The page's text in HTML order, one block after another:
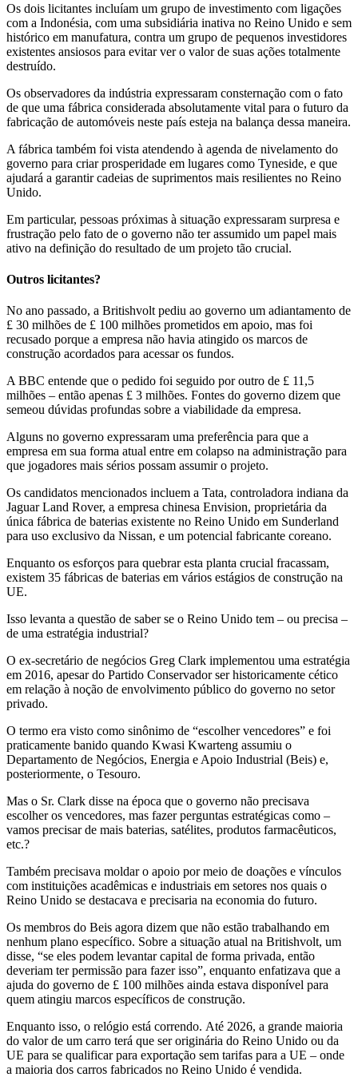
Os dois licitantes incluíam um grupo de investimento com ligações
com a Indonésia, com uma subsidiária inativa no Reino Unido e sem
histórico em manufatura, contra um grupo de pequenos investidores
existentes ansiosos para evitar ver o valor de suas ações totalmente
destruído.
Os observadores da indústria expressaram consternação com o fato
de que uma fábrica considerada absolutamente vital para o futuro da
fabricação de automóveis neste país esteja na balança dessa maneira.
A fábrica também foi vista atendendo à agenda de nivelamento do
governo para criar prosperidade em lugares como Tyneside, e que
ajudará a garantir cadeias de suprimentos mais resilientes no Reino
Unido.
Em particular, pessoas próximas à situação expressaram surpresa e
frustração pelo fato de o governo não ter assumido um papel mais
ativo na definição do resultado de um projeto tão crucial.
Outros licitantes?
No ano passado, a Britishvolt pediu ao governo um adiantamento de
£ 30 milhões de £ 100 milhões prometidos em apoio, mas foi
recusado porque a empresa não havia atingido os marcos de
construção acordados para acessar os fundos.
A BBC entende que o pedido foi seguido por outro de £ 11,5
milhões – então apenas £ 3 milhões. Fontes do governo dizem que
semeou dúvidas profundas sobre a viabilidade da empresa.
Alguns no governo expressaram uma preferência para que a
empresa em sua forma atual entre em colapso na administração para
que jogadores mais sérios possam assumir o projeto.
Os candidatos mencionados incluem a Tata, controladora indiana da
Jaguar Land Rover, a empresa chinesa Envision, proprietária da
única fábrica de baterias existente no Reino Unido em Sunderland
para uso exclusivo da Nissan, e um potencial fabricante coreano.
Enquanto os esforços para quebrar esta planta crucial fracassam,
existem 35 fábricas de baterias em vários estágios de construção na
UE.
Isso levanta a questão de saber se o Reino Unido tem – ou precisa –
de uma estratégia industrial?
O ex-secretário de negócios Greg Clark implementou uma estratégia
em 2016, apesar do Partido Conservador ser historicamente cético
em relação à noção de envolvimento público do governo no setor
privado.
O termo era visto como sinônimo de “escolher vencedores” e foi
praticamente banido quando Kwasi Kwarteng assumiu o
Departamento de Negócios, Energia e Apoio Industrial (Beis) e,
posteriormente, o Tesouro.
Mas o Sr. Clark disse na época que o governo não precisava
escolher os vencedores, mas fazer perguntas estratégicas como –
vamos precisar de mais baterias, satélites, produtos farmacêuticos,
etc.?
Também precisava moldar o apoio por meio de doações e vínculos
com instituições acadêmicas e industriais em setores nos quais o
Reino Unido se destacava e precisaria na economia do futuro.
Os membros do Beis agora dizem que não estão trabalhando em
nenhum plano específico. Sobre a situação atual na Britishvolt, um
disse, “se eles podem levantar capital de forma privada, então
deveriam ter permissão para fazer isso”, enquanto enfatizava que a
ajuda do governo de £ 100 milhões ainda estava disponível para
quem atingiu marcos específicos de construção.
Enquanto isso, o relógio está correndo. Até 2026, a grande maioria
do valor de um carro terá que ser originária do Reino Unido ou da
UE para se qualificar para exportação sem tarifas para a UE – onde
a maioria dos carros fabricados no Reino Unido é vendida.